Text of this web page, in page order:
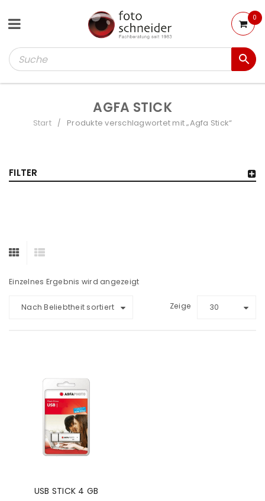
0
AGFA STICK
Start / Produkte verschlagwortet mit „Agfa Stick“
FILTER
Einzelnes Ergebnis wird angezeigt
Nach Beliebtheit sortiert Zeige 30
USB STICK 4 GB